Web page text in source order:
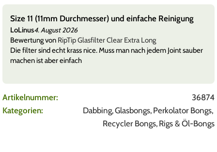
Size 11 (11mm Durchmesser) und einfache Reinigung
LoLinus4. August 2026
Bewertung von RipTip Glasfilter Clear Extra Long
Die filter sind echt krass nice. Muss man nach jedem Joint sauber
machen ist aber einfach
Artikelnummer:
36874
Kategorien:
Dabbing,Glasbongs, Perkolator Bongs,
Recycler Bongs, Rigs & Öl-Bongs